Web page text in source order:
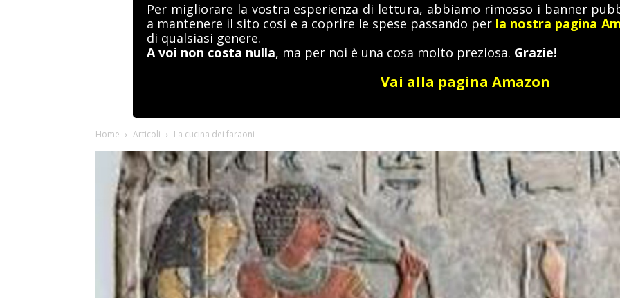
MediterraneoAntico
Per migliorare la vostra esperienza di lettura, abbiamo rimosso i banner
a mantenere il sito così e a coprire le spese passando per la nostra pagina
di qualsiasi genere.
A voi non costa nulla, ma per noi è una cosa molto preziosa. Grazie!
Vai alla pagina Amazon
Home Articoli La cucina dei faraoni